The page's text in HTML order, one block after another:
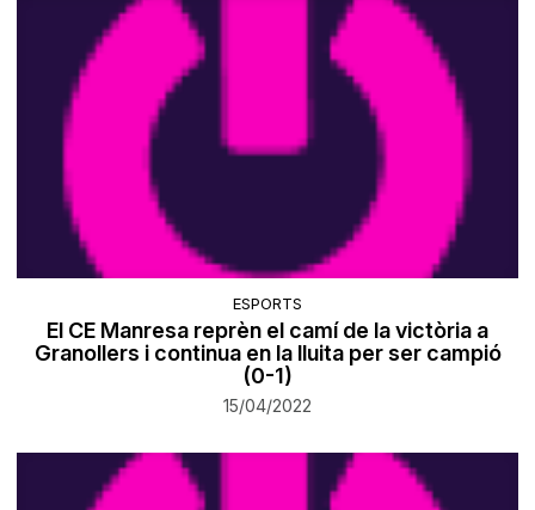
ESPORTS
El CE Manresa reprèn el camí de la victòria a
Granollers i continua en la lluita per ser campió
(0-1)
15/04/2022